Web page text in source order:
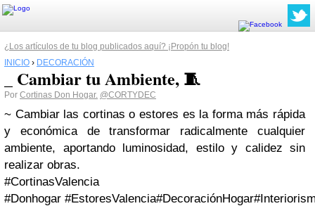
¿Los artículos de tu blog publicados aquí? ¡Propón tu blog!
INICIO › DECORACIÓN
_ Cambiar tu Ambiente, 🧵
Por Cortinas Don Hogar. @CORTYDEC
~ Cambiar las cortinas o estores es la forma más rápida
y económica de transformar radicalmente cualquier
ambiente, aportando luminosidad, estilo y calidez sin
realizar obras.
#CortinasValencia
#Donhogar